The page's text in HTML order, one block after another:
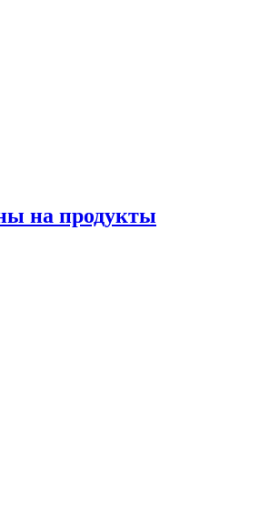
на продукты